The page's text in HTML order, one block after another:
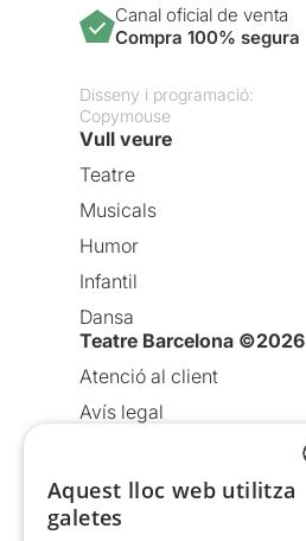
Canal oficial de venta
Compra 100% segura
Disseny i programació:
Copymouse
Vull veure
Teatre
Musicals
Humor
Infantil
Dansa
Teatre Barcelona ©2026
Atenció al client
Avís legal
Política de cookies
Condicions d’ús
Aquest lloc web utilitza
galetes